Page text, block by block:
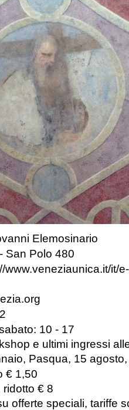
Elemosinario
San Polo 480
www.veneziaunica.it/it/e-
10 - 17
e ultimi ingressi
Pasqua, 15
€ 1,50
€ 8
offerte speciali, tariffe